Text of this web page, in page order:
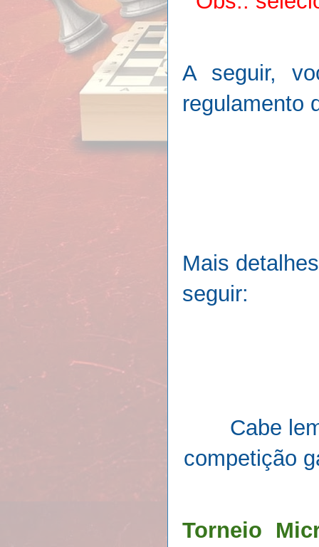
A seguir,
regulamento
Mais
seguir:
Cabe
competição
Torneio